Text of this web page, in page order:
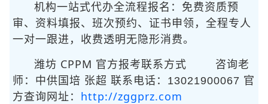
机构一站式代办全流程报名：免费资质预
审、资料填报、班次预约、证书申领，全程专人
一对一跟进，收费透明无隐形消费。
潍坊 CPPM 官方报考联系方式
咨询老
师：中供国培 张超 联系电话：13021900067 官
方查询网址： http://zggprz.com